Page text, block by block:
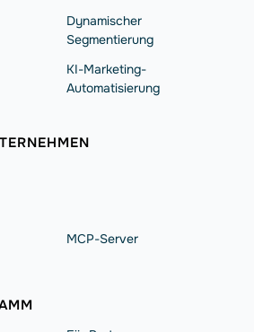
Dynamischer
Segmentierung
KI-Marketing-
Automatisierung
MCP-Server